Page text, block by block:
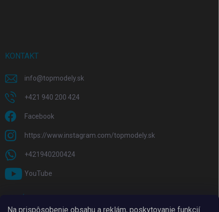
Na prispôsobenie obsahu a reklám, poskytovanie funkcií
KONTAKT
info@topmodely.sk
+421 940 200 424
Facebook
https://www.instagram.com/topmodely.sk
+421940200424
YouTube